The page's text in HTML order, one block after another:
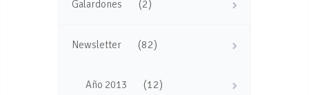
Galardones (2)
Newsletter (82)
Año 2013 (12)